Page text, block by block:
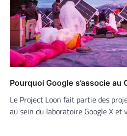
Pourquoi Google s’associe au
Le Project Loon fait partie des
au sein du laboratoire Google X